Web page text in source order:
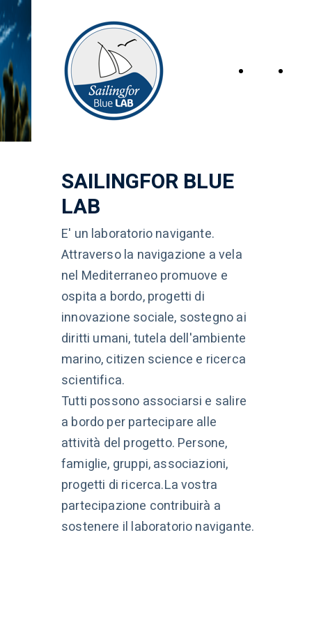
Home
SAILINGFOR BLUE
LAB
E' un laboratorio navigante.
Attraverso la navigazione a vela
nel Mediterraneo promuove e
ospita a bordo, progetti di
innovazione sociale, sostegno ai
diritti umani, tutela dell'ambiente
marino, citizen science e ricerca
scientifica.
Tutti possono associarsi e salire
a bordo per partecipare alle
attività del progetto. Persone,
famiglie, gruppi, associazioni,
progetti di ricerca.La vostra
partecipazione contribuirà a
sostenere il laboratorio navigante.